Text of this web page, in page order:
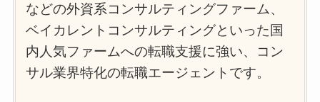
などの外資系コンサルティングファーム、
ベイカレントコンサルティングといった国
内人気ファームへの転職支援に強い、コン
サル業界特化の転職エージェントです。